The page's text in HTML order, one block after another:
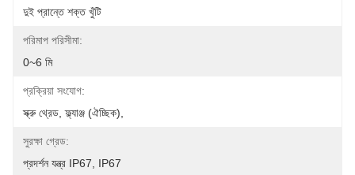
দুই প্রান্তে শক্ত খুঁটি
পরিমাপ পরিসীমা:
0~6 মি
প্রক্রিয়া সংযোগ:
স্ক্রু থ্রেড, ফ্ল্যাঞ্জ (ঐচ্ছিক),
সুরক্ষা গ্রেড:
প্রদর্শন যন্ত্র IP67, IP67